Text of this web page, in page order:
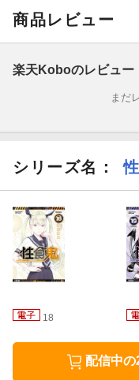
商品レビュー
楽天Koboのレビュー
まだ
シリーズ名：
18
配信中の